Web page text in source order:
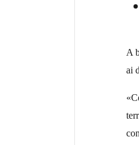
A
ai